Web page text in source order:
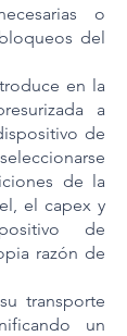
o
del
en la
a
de
de la
el capex y
de
razón de
transporte
un